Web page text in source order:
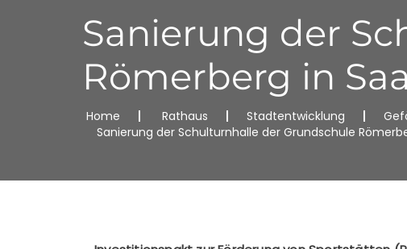
Sanierung der
Römerberg in
Home Rathaus Stadtentwicklung
Sanierung der Schulturnhalle der Grundschule